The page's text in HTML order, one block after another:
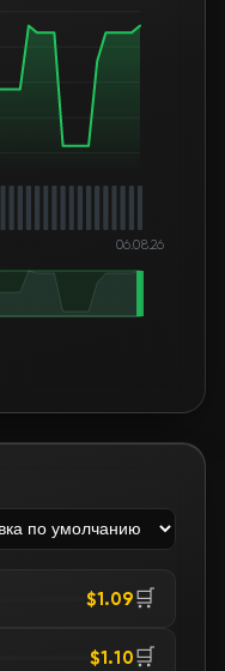
06.08.26
$1.09🛒
$1.10🛒